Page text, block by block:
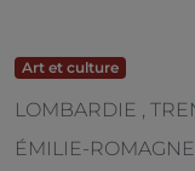
Art et culture
LOMBARDIE ,
ÉMILIE-